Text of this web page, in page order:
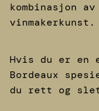
kombinasjon
vinmakerkunst.
Hvis du er en
Bordeaux
du rett og